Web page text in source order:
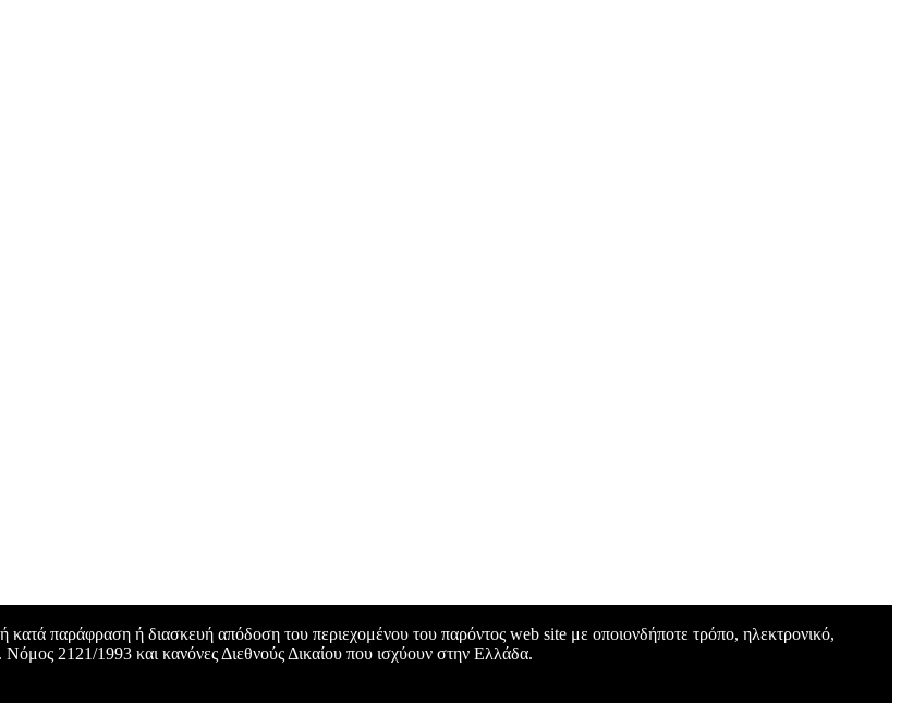
παράφραση ή διασκευή απόδοση του περιεχομένου του παρόντος web site με οποιονδήποτε τρόπο, ηλεκτρονικό,
2121/1993 και κανόνες Διεθνούς Δικαίου που ισχύουν στην Ελλάδα.